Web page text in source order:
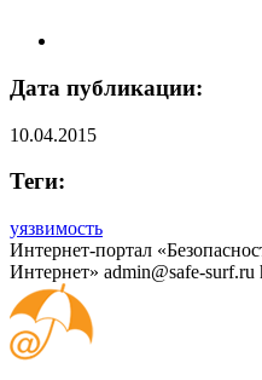
Дата публикации:
10.04.2015
Теги:
уязвимость
Интернет-портал
Интернет» admin@safe-surf.ru